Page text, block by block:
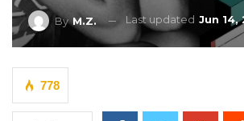
ByM.Z. Last updated Jun 14,
778